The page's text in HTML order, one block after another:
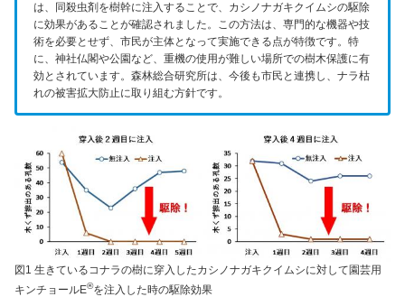
は、同殺虫剤を樹幹に注入することで、カシノナガキクイムシの駆除
に効果があることが確認されました。この方法は、専門的な機器や技
術を必要とせず、市民が主体となって実施できる点が特徴です。特
に、神社仏閣や公園など、重機の使用が難しい場所での樹木保護に有
効とされています。森林総合研究所は、今後も市民と連携し、ナラ枯
れの被害拡大防止に取り組む方針です。
図1 生きているコナラの樹に穿入したカシノナガキクイムシに対して園芸用
キンチョールE®を注入した時の駆除効果